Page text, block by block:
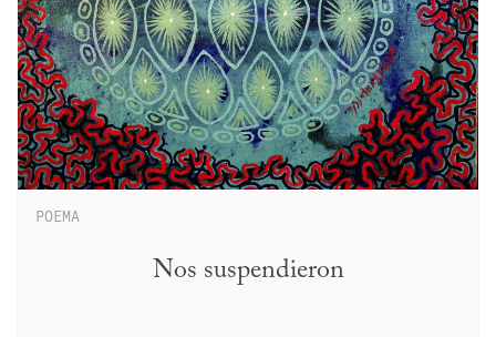
POEMA
Nos suspendieron